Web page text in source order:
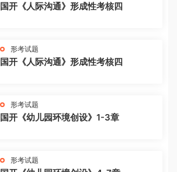
国开《人际沟通》形成性考核四
形考试题
国开《人际沟通》形成性考核四
形考试题
国开《幼儿园环境创设》1-3章
形考试题